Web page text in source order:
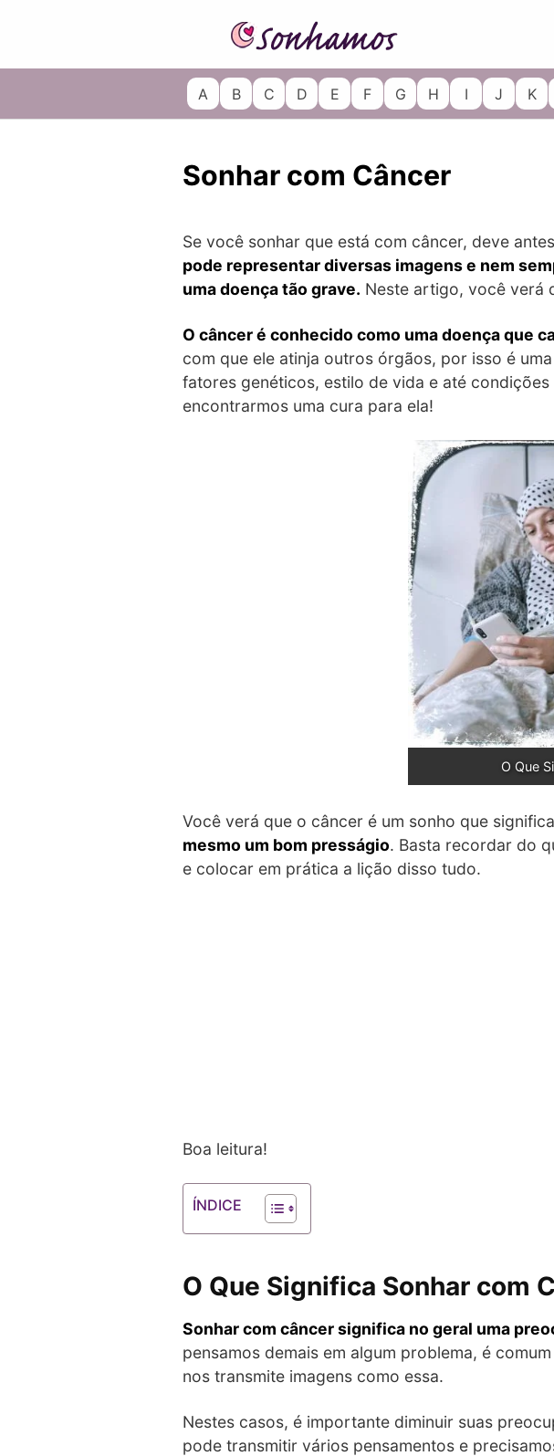
A B C D E F G H I J K
Sonhar com Câncer
Se você sonhar que está com câncer, deve
pode representar diversas imagens e nem
uma doença tão grave. Neste artigo, você verá
O câncer é conhecido como uma doença que
com que ele atinja outros órgãos, por isso é
fatores genéticos, estilo de vida e até
encontrarmos uma cura para ela!
O Que
Você verá que o câncer é um sonho que
mesmo um bom presságio. Basta recordar do
e colocar em prática a lição disso tudo.
Boa leitura!
ÍNDICE
O Que Significa Sonhar com
Sonhar com câncer significa no geral uma
pensamos demais em algum problema, é
nos transmite imagens como essa.
Nestes casos, é importante diminuir suas
pode transmitir vários pensamentos e